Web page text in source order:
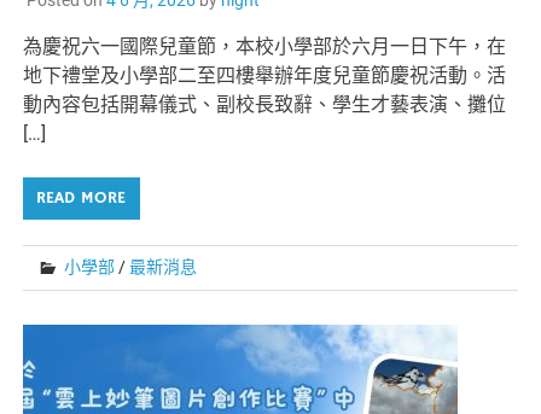
為慶祝六一國際兒童節，本校小學部於六月一日下午，在
地下禮堂及小學部二至四樓舉辦年度兒童節慶祝活動。活
動內容包括開幕儀式、副校長致辭、學生才藝表演、攤位
[…]
READ MORE
小學部 /最新消息